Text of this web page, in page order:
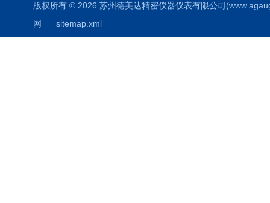
版权所有 © 2026 苏州德美达精密仪器仪表有限公司
网
sitemap.xml